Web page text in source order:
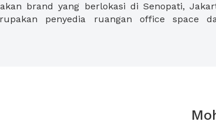
brand yang berlokasi di Senopati,
penyedia ruangan office space